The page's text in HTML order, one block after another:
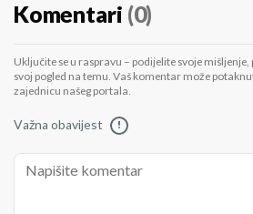
Komentari (0)
Uključite se u raspravu – podijelite svoje
svoj pogled na temu. Vaš komentar može
zajednicu našeg portala.
Važna obavijest !